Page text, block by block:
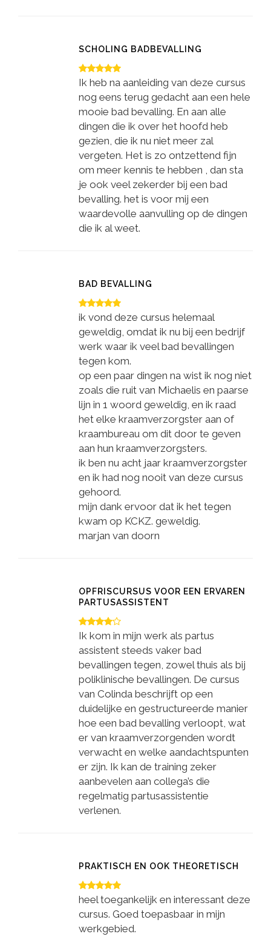
SCHOLING BADBEVALLING
Ik heb na aanleiding van deze cursus
nog eens terug gedacht aan een hele
mooie bad bevalling. En aan alle
dingen die ik over het hoofd heb
gezien, die ik nu niet meer zal
vergeten. Het is zo ontzettend fijn
om meer kennis te hebben , dan sta
je ook veel zekerder bij een bad
bevalling. het is voor mij een
waardevolle aanvulling op de dingen
die ik al weet.
BAD BEVALLING
ik vond deze cursus helemaal
geweldig, omdat ik nu bij een bedrijf
werk waar ik veel bad bevallingen
tegen kom.
op een paar dingen na wist ik nog niet
zoals die ruit van Michaelis en paarse
lijn in 1 woord geweldig, en ik raad
het elke kraamverzorgster aan of
kraambureau om dit door te geven
aan hun kraamverzorgsters.
ik ben nu acht jaar kraamverzorgster
en ik had nog nooit van deze cursus
gehoord.
mijn dank ervoor dat ik het tegen
kwam op KCKZ. geweldig.
marjan van doorn
OPFRISCURSUS VOOR EEN ERVAREN
PARTUSASSISTENT
Ik kom in mijn werk als partus
assistent steeds vaker bad
bevallingen tegen, zowel thuis als bij
poliklinische bevallingen. De cursus
van Colinda beschrijft op een
duidelijke en gestructureerde manier
hoe een bad bevalling verloopt, wat
er van kraamverzorgenden wordt
verwacht en welke aandachtspunten
er zijn. Ik kan de training zeker
aanbevelen aan collega’s die
regelmatig partusassistentie
verlenen.
PRAKTISCH EN OOK THEORETISCH
heel toegankelijk en interessant deze
cursus. Goed toepasbaar in mijn
werkgebied.